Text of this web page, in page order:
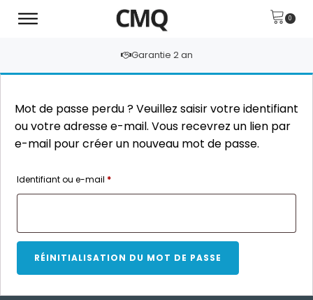
Garantie 2 an
Mot de passe perdu ? Veuillez saisir votre identifiant
ou votre adresse e-mail. Vous recevrez un lien par
e-mail pour créer un nouveau mot de passe.
Identifiant ou e-mail *Obligatoire
RÉINITIALISATION DU MOT DE PASSE